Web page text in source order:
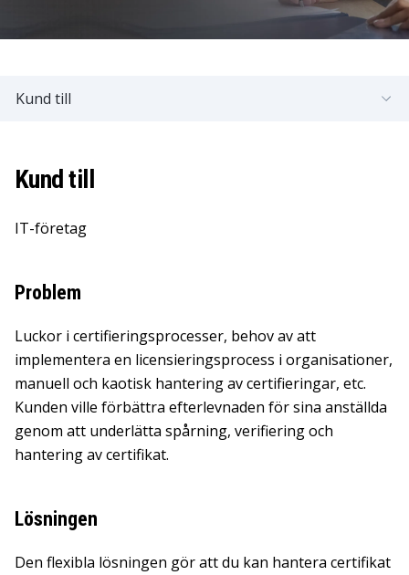
Kund till
Kund till
IT-företag
Problem
Luckor i certifieringsprocesser, behov av att
implementera en licensieringsprocess i organisationer,
manuell och kaotisk hantering av certifieringar, etc.
Kunden ville förbättra efterlevnaden för sina anställda
genom att underlätta spårning, verifiering och
hantering av certifikat.
Lösningen
Den flexibla lösningen gör att du kan hantera certifikat